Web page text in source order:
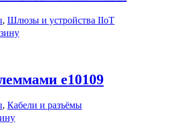
, Шлюзы и устройства IIoT
e10109
, Кабели и разъёмы